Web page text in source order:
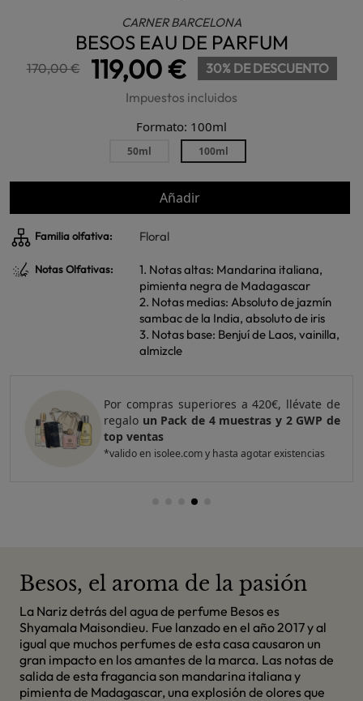
CARNER BARCELONA
BESOS EAU DE PARFUM
170,00 € 119,00 €
30% DE DESCUENTO
Impuestos incluidos
Formato: 100ml
50ml 100ml
Añadir
Familia olfativa: Floral
Notas Olfativas:
1. Notas altas: Mandarina italiana,
pimienta negra de Madagascar
2. Notas medias: Absoluto de jazmín
sambac de la India, absoluto de iris
3. Notas base: Benjuí de Laos, vainilla,
almizcle
Por compras superiores a 420€, llévate de
regalo un Pack de 4 muestras y 2 GWP de
top ventas
*valido en isolee.com y hasta agotar existencias
Besos, el aroma de la pasión
La Nariz detrás del agua de perfume Besos es
Shyamala Maisondieu. Fue lanzado en el año 2017 y al
igual que muchos perfumes de esta casa causaron un
gran impacto en los amantes de la marca. Las notas de
salida de esta fragancia son mandarina italiana y
pimienta de Madagascar, una explosión de olores que